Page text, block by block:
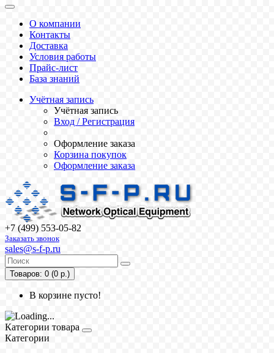
О компании
Контакты
Доставка
Условия работы
Прайс-лист
База знаний
Учётная запись
Учётная запись
Вход / Регистрация
Оформление заказа
Корзина покупок
Оформление заказа
+7 (499) 553-05-82
Заказать звонок
sales@s-f-p.ru
Товаров: 0 (0 р.)
В корзине пусто!
Категории товара
Категории